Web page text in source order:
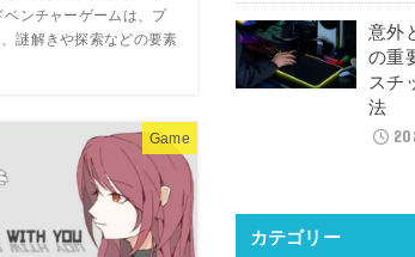
ベンチャーゲームは、プ
謎解きや探索などの要素
Game
意外
の重
スチ
法
カテゴリー